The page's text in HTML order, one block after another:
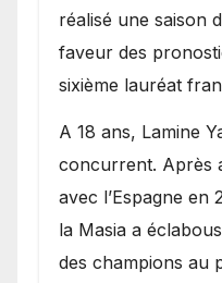
réalisé une saison
faveur des
sixième lauréat
A 18 ans, Lamine
concurrent. Après
avec l’Espagne en
la Masia a
des champions au